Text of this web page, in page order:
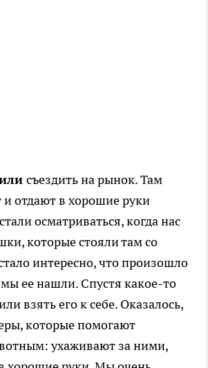
съездить на рынок. Там
и отдают в хорошие руки
осматриваться, когда нас
которые стояли там со
интересно, что произошло
мы ее нашли. Спустя какое-то
взять его к себе. Оказалось,
которые помогают
ухаживают за ними,